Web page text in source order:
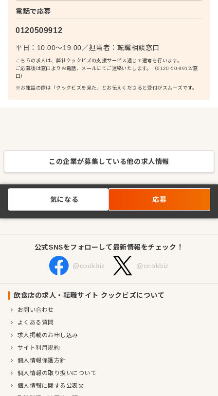
電話で応募
0120509912
平日：10:00〜19:00／担当者： 転職相談窓口
こちらの求人は、弊社クックビズの支援サービス通じて選考を行います。
ご応募後は窓口よりお電話、メールにてご連絡いたします。（0120-50-9912/窓
口）
※お電話の際は「クックビズを見た」とお伝えくださると受付がスムーズです。
この企業が募集している他の求人情報
気になる 応募
公式SNSをフォローして最新情報をチェック！
@cookbiz @cookbiz
飲食店の求人・転職サイト クックビズについて
お問い合わせ
よくある質問
求人掲載のお申し込み
サイト利用規約
個人情報保護方針
個人情報の取り扱いについて
個人情報に関する公表文